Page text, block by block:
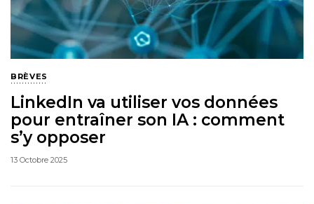
BRÈVES
LinkedIn va utiliser vos données
pour entraîner son IA : comment
s’y opposer
13 Octobre 2025